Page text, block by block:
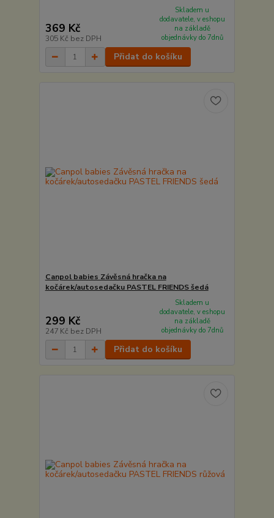
369 Kč
305 Kč bez DPH
Skladem u
dodavatele, v eshopu
na základě
objednávky do 7dnů
Přidat do košíku
Canpol babies Závěsná hračka na
kočárek/autosedačku PASTEL FRIENDS šedá
299 Kč
247 Kč bez DPH
Skladem u
dodavatele, v eshopu
na základě
objednávky do 7dnů
Přidat do košíku